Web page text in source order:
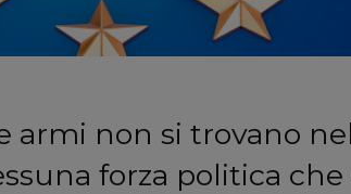
armi non si trovano nel
forza politica che